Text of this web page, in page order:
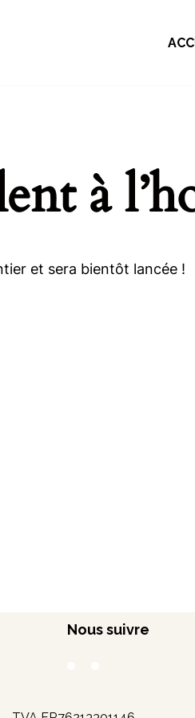
à
et sera bientôt lancée !
Nous suivre